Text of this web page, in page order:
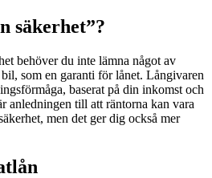
säkerhet”?
behöver du inte lämna något av
som en garanti för lånet. Långivaren
baserat på din inkomst och
anledningen till att räntorna kan vara
men det ger dig också mer